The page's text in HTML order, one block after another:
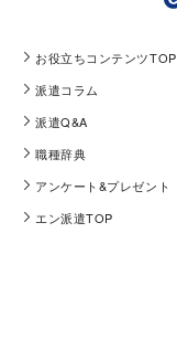
お役立ちコンテンツTOP
派遣コラム
派遣Q&A
職種辞典
アンケート&プレゼント
エン派遣TOP